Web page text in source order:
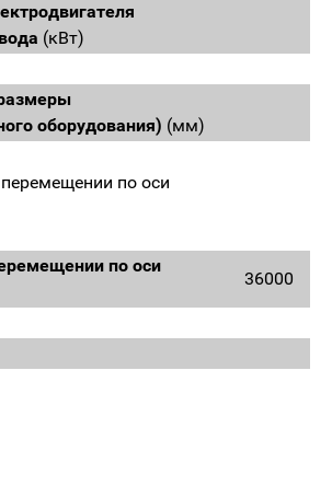
(кВт)
оборудования) (мм)
по оси
по оси
36000